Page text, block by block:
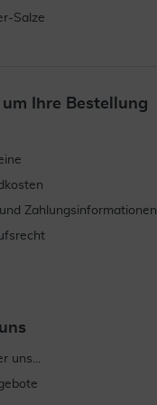
Salze
um Ihre Bestellung
Zahlungsinformationen
uns...